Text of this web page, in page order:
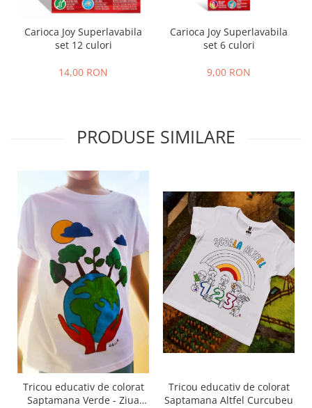
Carioca Joy Superlavabila
set 12 culori
14,00 RON
Carioca Joy Superlavabila
set 6 culori
9,00 RON
PRODUSE SIMILARE
Tricou educativ de colorat
Saptamana Verde - Ziua
Tricou educativ de colorat
Saptamana Altfel Curcubeu